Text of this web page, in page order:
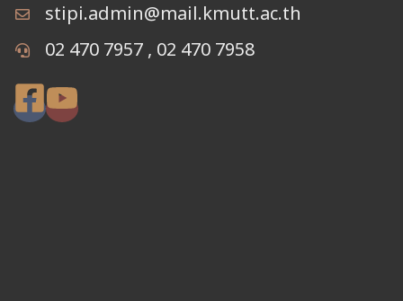
stipi.admin@mail.kmutt.ac.th
02 470 7957 , 02 470 7958